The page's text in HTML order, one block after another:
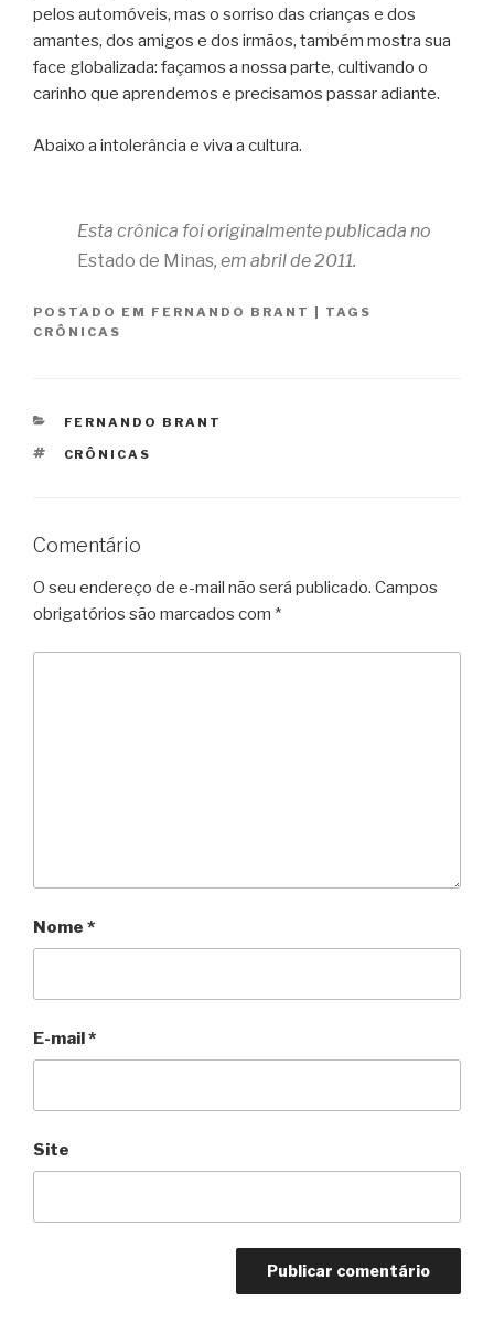
pelos automóveis, mas o sorriso das crianças e dos
amantes, dos amigos e dos irmãos, também mostra sua
face globalizada: façamos a nossa parte, cultivando o
carinho que aprendemos e precisamos passar adiante.
Abaixo a intolerância e viva a cultura.
Esta crônica foi originalmente publicada no
Estado de Minas, em abril de 2011.
POSTADO EM FERNANDO BRANT
TAGS
CRÔNICAS
CATEGORIAS
FERNANDO BRANT
TAGS
CRÔNICAS
Comentário
O seu endereço de e-mail não será publicado. Campos
obrigatórios são marcados com *
Nome *
E-mail*
Site